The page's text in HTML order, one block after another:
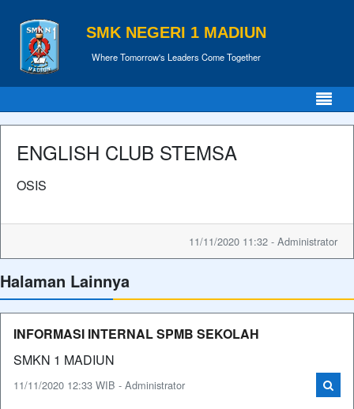
SMK NEGERI 1 MADIUN
Where Tomorrow's Leaders Come Together
ENGLISH CLUB STEMSA
OSIS
11/11/2020 11:32 - Administrator
Halaman Lainnya
INFORMASI INTERNAL SPMB SEKOLAH
SMKN 1 MADIUN
11/11/2020 12:33 WIB - Administrator